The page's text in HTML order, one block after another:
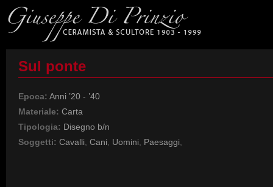
Sul ponte
Epoca: Anni ’20 - ’40
Materiale: Carta
Tipologia: Disegno b/n
Soggetti: Cavalli Cani Uomini Paesaggi